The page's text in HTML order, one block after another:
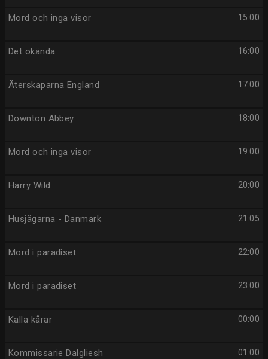
15:00
Mord och inga visor
16:00
Det okända
17:00
Återskaparna England
18:00
Downton Abbey
19:00
Mord och inga visor
20:00
Harry Wild
21:05
Husjägarna - Danmark
22:00
Mord i paradiset
23:00
Mord i paradiset
00:00
Kalla kårar
01:00
Kommissarie Dalgliesh